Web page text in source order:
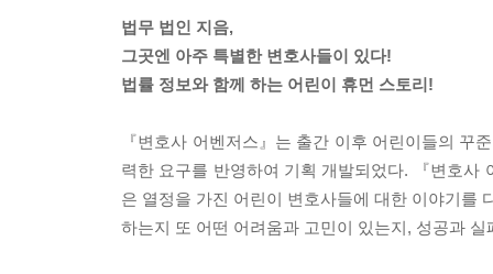
법무 법인 지음,
그곳엔 아주 특별한 변호사들이 있다!
법률 정보와 함께 하는 어린이 휴먼 스토리!
『변호사 어벤저스』는 출간 이후 어린이들의 꾸
력한 요구를 반영하여 기획 개발되었다. 『변호사
은 열정을 가진 어린이 변호사들에 대한 이야기를
하는지 또 어떤 어려움과 고민이 있는지, 성공과